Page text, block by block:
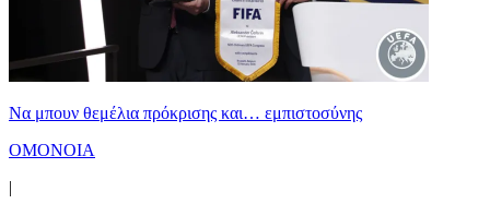
Να μπουν θεμέλια πρόκρισης και… εμπιστοσύνης
ΟΜΟΝΟΙΑ
|